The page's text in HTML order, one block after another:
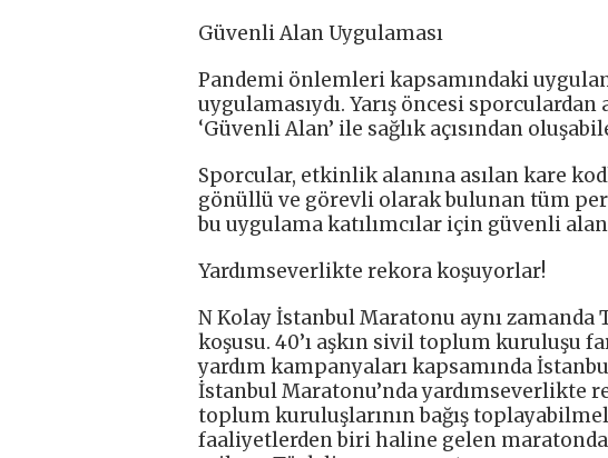
Güvenli Alan Uygulaması
Pandemi önlemleri kapsamındaki
uygulamasıydı. Yarış öncesi
‘Güvenli Alan’ ile sağlık açısından
Sporcular, etkinlik alanına asılan kare
gönüllü ve görevli olarak bulunan tüm
bu uygulama katılımcılar için güvenli
Yardımseverlikte rekora koşuyorlar!
N Kolay İstanbul Maratonu aynı
koşusu. 40’ı aşkın sivil toplum kuruluşu
yardım kampanyaları kapsamında
İstanbul Maratonu’nda yardımseverlikte
toplum kuruluşlarının bağış
faaliyetlerden biri haline gelen maratonda